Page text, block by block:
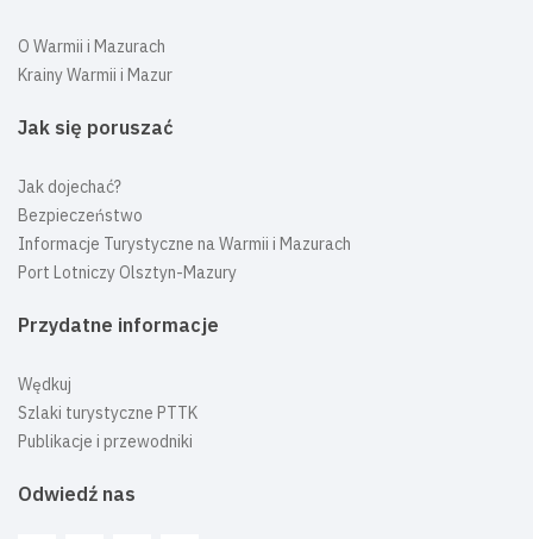
O Warmii i Mazurach
Krainy Warmii i Mazur
Jak się poruszać
Jak dojechać?
Bezpieczeństwo
Informacje Turystyczne na Warmii i Mazurach
Port Lotniczy Olsztyn-Mazury
Przydatne informacje
Wędkuj
Szlaki turystyczne PTTK
Publikacje i przewodniki
Odwiedź nas